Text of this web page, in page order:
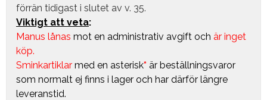
förrän tidigast i slutet av v. 35.
Viktigt att veta:
Manus lånas mot en administrativ avgift och är inget
köp.
Sminkartiklar med en asterisk* är beställningsvaror
som normalt ej finns i lager och har därför längre
leveranstid.